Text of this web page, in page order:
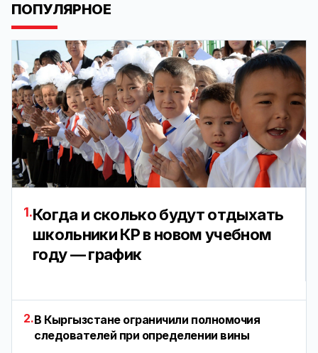
ПОПУЛЯРНОЕ
1.Когда и сколько будут отдыхать
школьники КР в новом учебном
году — график
2.В Кыргызстане ограничили полномочия
следователей при определении вины